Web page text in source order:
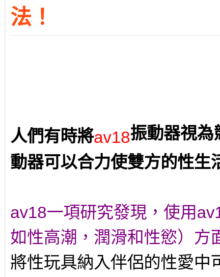
法！
人們有時將av18振動器視為
動器可以合力使雙方的性生
av18一項研究發現，使用
如性高潮，潤滑和性慾）方
將性玩具納入伴侶的性愛中